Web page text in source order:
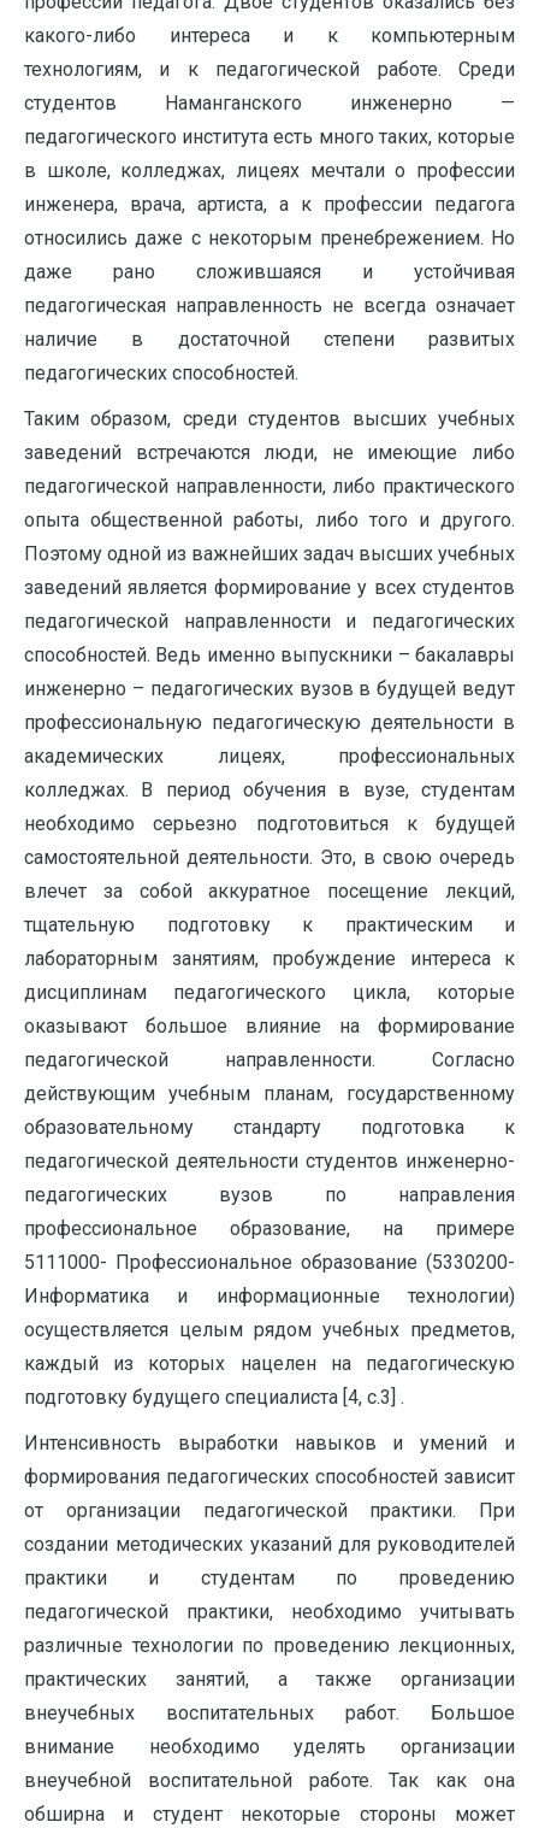
какого-либо интереса и к компьютерным
технологиям, и к педагогиче­ской работе. Среди
студентов Наманганского инженерно —
педагогического института есть много таких, которые
в школе, колледжах, лицеях мечтали о профессии
инженера, врача, артиста, а к профессии педагога
относились даже с не­которым пренебрежением. Но
даже рано сложившаяся и устойчивая
педагогическая направленность не всегда означает
наличие в достаточной сте­пени развитых
педагогических способностей.
Таким образом, среди студентов высших учебных
заведений встречаются люди, не имеющие либо
педагогической направленности, либо практического
опыта общественной ра­боты, либо того и другого.
Поэтому одной из важнейших задач высших учебных
заведений является формиро­вание у всех студентов
педагогической направленности и педа­гогических
способностей. Ведь именно выпускники – бакалавры
инженерно – педагогических вузов в будущей ведут
профессиональную педагогическую деятельности в
академических лицеях, профессиональных
колледжах. В период обучения в вузе, студентам
необходимо серьезно подго­товиться к будущей
самостоятельной деятельности. Это, в свою очередь
влечет за собой аккуратное посещение лекций,
тщательную подготовку к практическим и
лабораторным занятиям, пробуждение интереса к
дисциплинам педагогического цикла, которые
оказывают большое влияние на формирование
педагогической направлен­ности. Согласно
действующим учебным планам, государственному
образовательному стандарту подготовка к
педагогической деятельности студентов инженерно-
педагогических вузов по направления
профессиональное образование, на примере
5111000- Профессиональное образование (5330200-
Информатика и информационные технологии)
осуществляется целым рядом учебных предметов,
каждый из которых нацелен на педагогическую
подготовку будущего специалиста [4, c.3] .
Интенсивность выработки навыков и умений и
формирования педагогических способностей зависит
от организации педагоги­ческой практики. При
создании методических указаний для руководителей
практики и студентам по проведению
педагогической практики, необходимо учитывать
различные технологии по проведению лекционных,
практических занятий, а также организации
внеучебных воспитательных работ. Большое
внимание необходимо уделять организации
внеучебной воспита­тельной работе. Так как она
обширна и студент некоторые стороны может